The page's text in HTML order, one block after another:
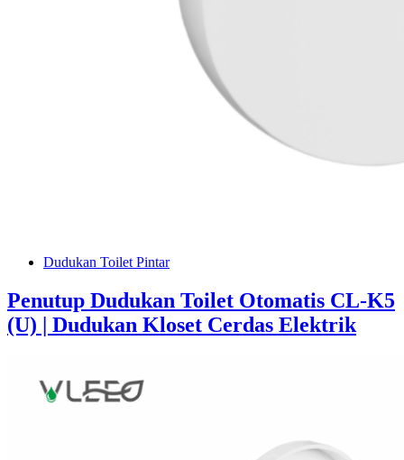
Dudukan Toilet Pintar
Penutup Dudukan Toilet Otomatis CL-K5
(U) | Dudukan Kloset Cerdas Elektrik